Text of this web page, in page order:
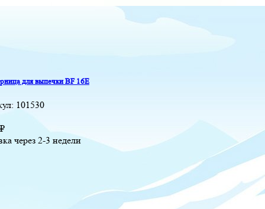
для выпечки BF 16E
101530
₽
через 2-3 недели